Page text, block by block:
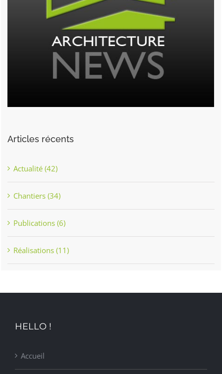
Articles récents
Actualité (42)
Chantiers (34)
Publications (6)
Réalisations (11)
HELLO !
Accueil